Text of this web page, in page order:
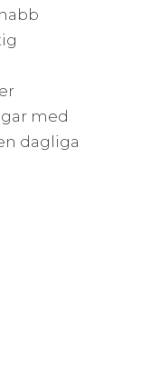
med
dagliga